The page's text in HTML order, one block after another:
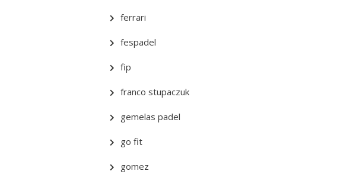
ferrari
fespadel
fip
franco stupaczuk
gemelas padel
go fit
gomez